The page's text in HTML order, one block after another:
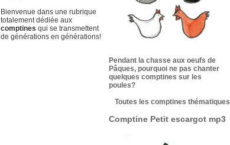
Bienvenue dans une rubrique
totalement dédiée aux
comptines qui se transmettent
de générations en générations!
Pendant la chasse aux oeufs de
Pâques, pourquoi ne pas chanter
quelques comptines sur les
poules?
Toutes les comptines thématiques
Comptine Petit escargot mp3